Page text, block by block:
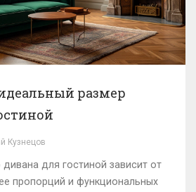
размер
Кузнецов
для гостиной зависит от
пропорций и функциональных